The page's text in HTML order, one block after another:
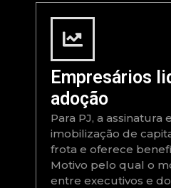
Empresários
adoção
Para PJ, a assinatura
imobilização de
frota e oferece
Motivo pelo qual o
entre executivos e